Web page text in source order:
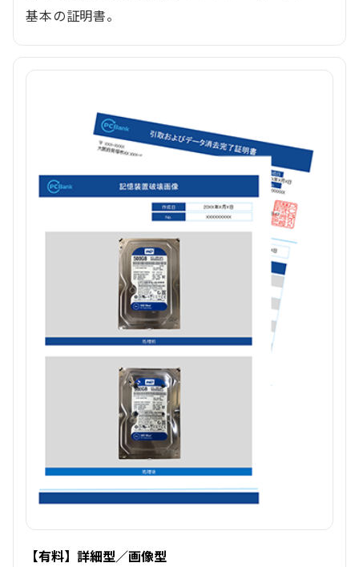
基本の証明書。
【有料】詳細型／画像型